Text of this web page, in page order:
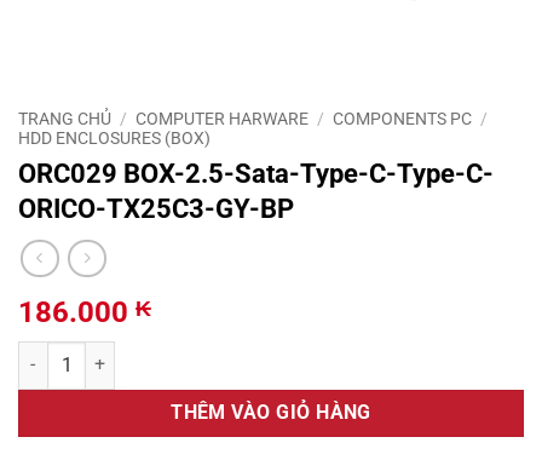
TRANG CHỦ / COMPUTER HARWARE / COMPONENTS PC /
HDD ENCLOSURES (BOX)
ORC029 BOX-2.5-Sata-Type-C-Type-C-
ORICO-TX25C3-GY-BP
186.000 ₭
ORC029 BOX-2.5-Sata-Type-C-Type-C-ORICO-TX25C3-GY-BP số
THÊM VÀO GIỎ HÀNG